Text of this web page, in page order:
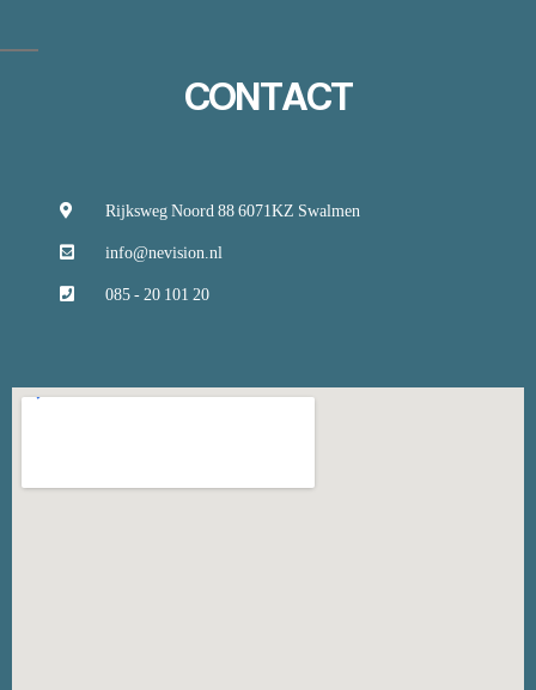
CONTACT
Rijksweg Noord 88 6071KZ Swalmen
info@nevision.nl
085 - 20 101 20